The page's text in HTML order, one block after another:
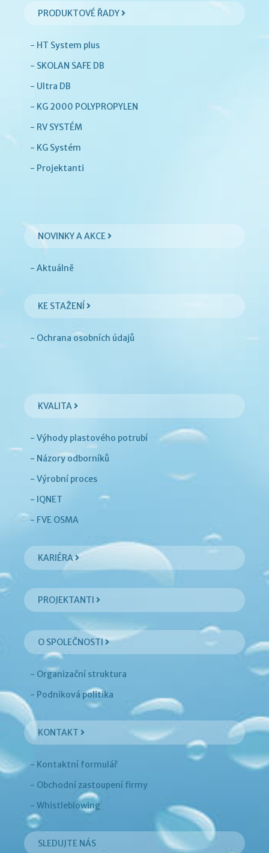
PRODUKTOVÉ ŘADY
- HT System plus
- SKOLAN SAFE DB
- Ultra DB
- KG 2000 POLYPROPYLEN
- RV SYSTÉM
- KG Systém
- Projektanti
NOVINKY A AKCE
- Aktuálně
KE STAŽENÍ
- Ochrana osobních údajů
KVALITA
- Výhody plastového potrubí
- Názory odborníků
- Výrobní proces
- IQNET
- FVE OSMA
KARIÉRA
PROJEKTANTI
O SPOLEČNOSTI
- Organizační struktura
- Podniková politika
KONTAKT
- Kontaktní formulář
- Obchodní zastoupení firmy
- Whistleblowing
SLEDUJTE NÁS